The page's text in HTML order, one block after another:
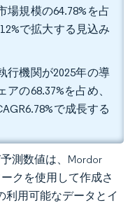
規模の64.78%を占
で拡大する見込み
行機関が2025年の導
の68.37%を占め、
で成長する
測数値は、Mordor
クを使用して作成さ
利用可能なデータとイ